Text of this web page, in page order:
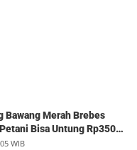
Merah Brebes
Bisa Untung Rp350
WIB